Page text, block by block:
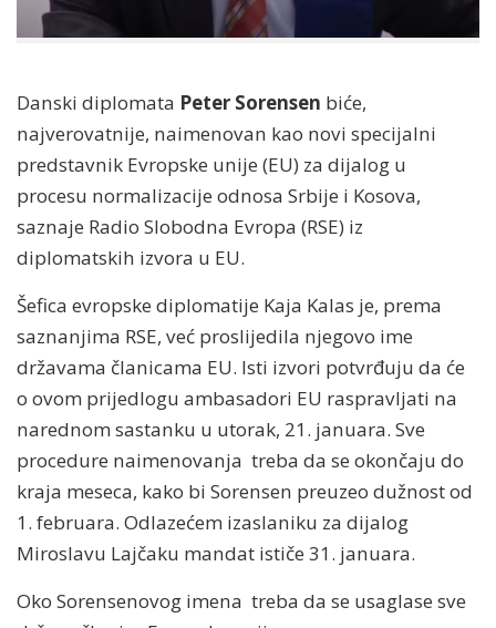
Danski diplomata Peter Sorensen biće,
najverovatnije, naimenovan kao novi specijalni
predstavnik Evropske unije (EU) za dijalog u
procesu normalizacije odnosa Srbije i Kosova,
saznaje Radio Slobodna Evropa (RSE) iz
diplomatskih izvora u EU.
Šefica evropske diplomatije Kaja Kalas je, prema
saznanjima RSE, već proslijedila njegovo ime
državama članicama EU. Isti izvori potvrđuju da će
o ovom prijedlogu ambasadori EU raspravljati na
narednom sastanku u utorak, 21. januara. Sve
procedure naimenovanja treba da se okončaju do
kraja meseca, kako bi Sorensen preuzeo dužnost od
1. februara. Odlazećem izaslaniku za dijalog
Miroslavu Lajčaku mandat ističe 31. januara.
Oko Sorensenovog imena treba da se usaglase sve